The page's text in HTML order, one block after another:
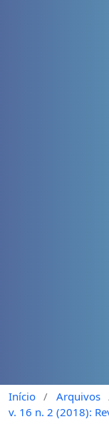
Início / Arquivos
v. 16 n. 2 (2018):